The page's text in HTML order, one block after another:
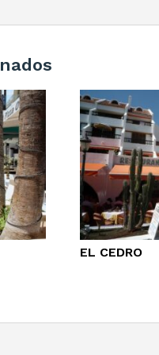
EL CEDRO